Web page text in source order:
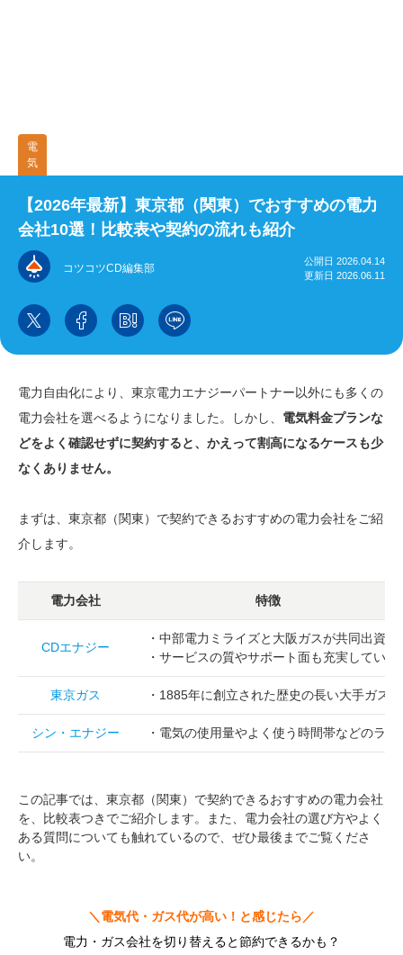
電
気
【2026年最新】東京都（関東）でおすすめの電力
会社10選！比較表や契約の流れも紹介
コツコツCD編集部
公開日 2026.04.14
更新日 2026.06.11
電力自由化により、東京電力エナジーパートナー以外にも多くの
電力会社を選べるようになりました。しかし、 電気料金プランな
どをよく確認せずに契約すると、かえって割高になるケースも少
なくありません。
まずは、東京都（関東）で契約できるおすすめの電力会社をご紹
介します。
電力会社 特徴
CDエナジー
・中部電力ミライズと大阪ガスが共同出資し
・サービスの質やサポート面も充実している
東京ガス ・1885年に創立された歴史の長い大手ガス
シン・エナジー ・電気の使用量やよく使う時間帯などのラ
この記事では、東京都（関東）で契約できるおすすめの電力会社
を、比較表つきでご紹介します。また、電力会社の選び方やよく
ある質問についても触れているので、ぜひ最後までご覧くださ
い。
＼電気代・ガス代が高い！と感じたら／
電力・ガス会社を切り替えると節約できるかも？